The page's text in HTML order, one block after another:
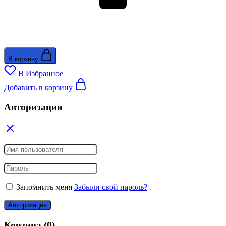
В корзину
В Избранное
Добавить в корзину
Авторизация
Запомнить меня Забыли свой пароль?
Авторизация